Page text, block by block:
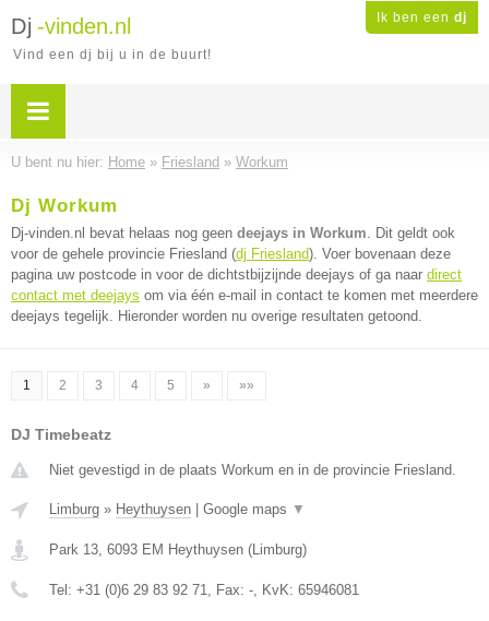
Ik ben een dj
Dj -vinden.nl
Vind een dj bij u in de buurt!
U bent nu hier: Home » Friesland » Workum
Dj Workum
Dj-vinden.nl bevat helaas nog geen deejays in Workum. Dit geldt ook
voor de gehele provincie Friesland (dj Friesland). Voer bovenaan deze
pagina uw postcode in voor de dichtstbijzijnde deejays of ga naar direct
contact met deejays om via één e-mail in contact te komen met meerdere
deejays tegelijk. Hieronder worden nu overige resultaten getoond.
1 2 3 4 5 » »»
DJ Timebeatz
Niet gevestigd in de plaats Workum en in de provincie Friesland.
Limburg » Heythuysen Google maps ▼
Park 13, 6093 EM Heythuysen (Limburg)
Tel: +31 (0)6 29 83 92 71, Fax: -, KvK: 65946081